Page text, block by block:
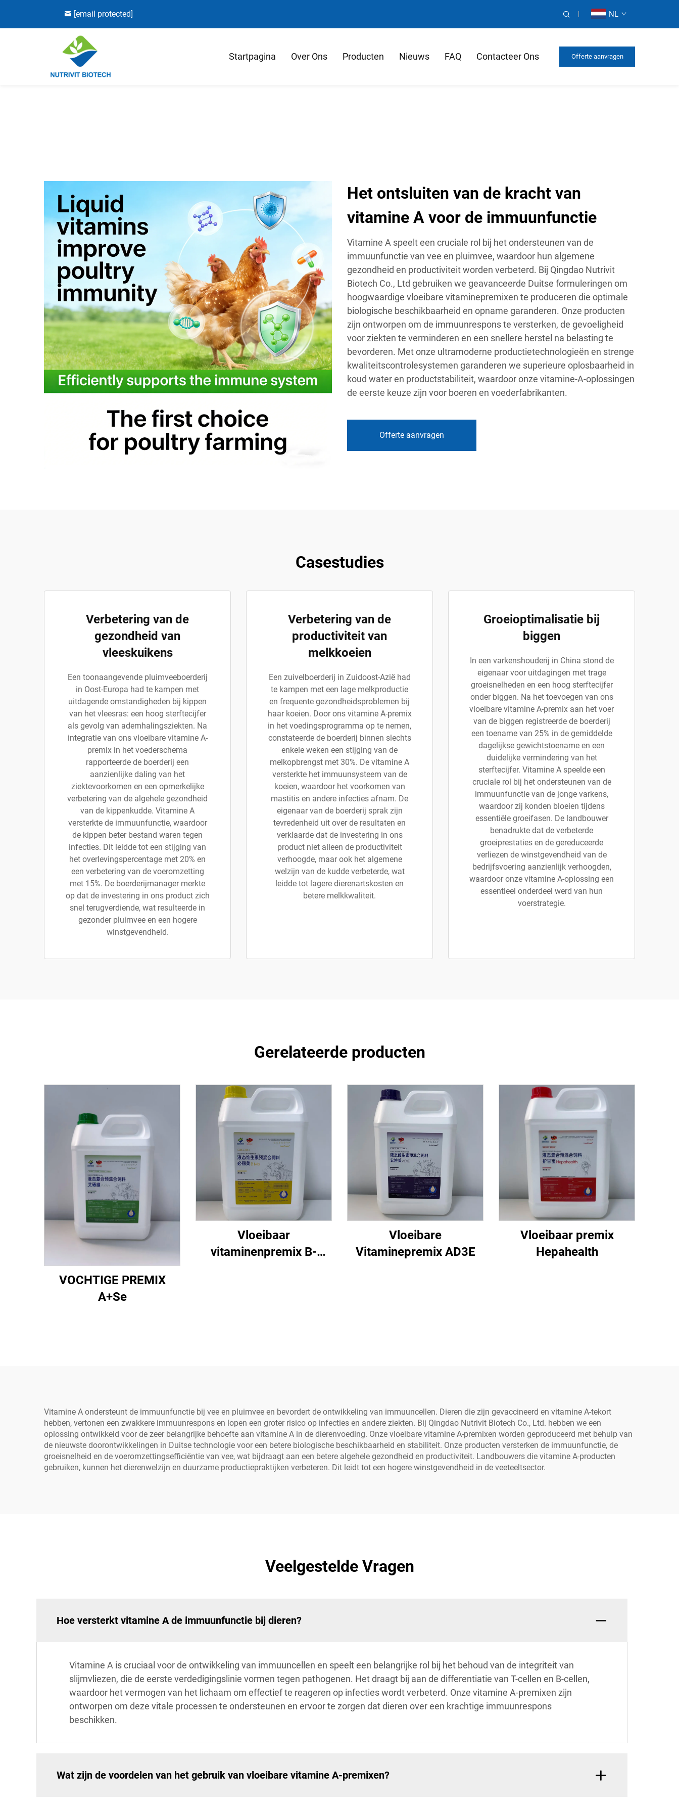
[email protected] NL
Startpagina Over Ons Producten Nieuws FAQ Contacteer Ons Offerte aanvragen
Het ontsluiten van de kracht van
vitamine A voor de immuunfunctie
Vitamine A speelt een cruciale rol bij het ondersteunen van de
immuunfunctie van vee en pluimvee, waardoor hun algemene
gezondheid en productiviteit worden verbeterd. Bij Qingdao Nutrivit
Biotech Co., Ltd gebruiken we geavanceerde Duitse formuleringen om
hoogwaardige vloeibare vitaminepremixen te produceren die optimale
biologische beschikbaarheid en opname garanderen. Onze producten
zijn ontworpen om de immuunrespons te versterken, de gevoeligheid
voor ziekten te verminderen en een snellere herstel na belasting te
bevorderen. Met onze ultramoderne productietechnologieën en strenge
kwaliteitscontrolesystemen garanderen we superieure oplosbaarheid in
koud water en productstabiliteit, waardoor onze vitamine-A-oplossingen
de eerste keuze zijn voor boeren en voederfabrikanten.
Offerte aanvragen
Casestudies
Verbetering van de
gezondheid van
vleeskuikens
Een toonaangevende pluimveeboerderij
in Oost-Europa had te kampen met
uitdagende omstandigheden bij kippen
van het vleesras: een hoog sterftecijfer
als gevolg van ademhalingsziekten. Na
integratie van ons vloeibare vitamine A-
premix in het voederschema
rapporteerde de boerderij een
aanzienlijke daling van het
ziektevoorkomen en een opmerkelijke
verbetering van de algehele gezondheid
van de kippenkudde. Vitamine A
versterkte de immuunfunctie, waardoor
de kippen beter bestand waren tegen
infecties. Dit leidde tot een stijging van
het overlevingspercentage met 20% en
een verbetering van de voeromzetting
met 15%. De boerderijmanager merkte
op dat de investering in ons product zich
snel terugverdiende, wat resulteerde in
gezonder pluimvee en een hogere
winstgevendheid.
Verbetering van de
productiviteit van
melkkoeien
Een zuivelboerderij in Zuidoost-Azië had
te kampen met een lage melkproductie
en frequente gezondheidsproblemen bij
haar koeien. Door ons vitamine A-premix
in het voedingsprogramma op te nemen,
constateerde de boerderij binnen slechts
enkele weken een stijging van de
melkopbrengst met 30%. De vitamine A
versterkte het immuunsysteem van de
koeien, waardoor het voorkomen van
mastitis en andere infecties afnam. De
eigenaar van de boerderij sprak zijn
tevredenheid uit over de resultaten en
verklaarde dat de investering in ons
product niet alleen de productiviteit
verhoogde, maar ook het algemene
welzijn van de kudde verbeterde, wat
leidde tot lagere dierenartskosten en
betere melkkwaliteit.
Groeioptimalisatie bij
biggen
In een varkenshouderij in China stond de
eigenaar voor uitdagingen met trage
groeisnelheden en een hoog sterftecijfer
onder biggen. Na het toevoegen van ons
vloeibare vitamine A-premix aan het voer
van de biggen registreerde de boerderij
een toename van 25% in de gemiddelde
dagelijkse gewichtstoename en een
duidelijke vermindering van het
sterftecijfer. Vitamine A speelde een
cruciale rol bij het ondersteunen van de
immuunfunctie van de jonge varkens,
waardoor zij konden bloeien tijdens
essentiële groeifasen. De landbouwer
benadrukte dat de verbeterde
groeiprestaties en de gereduceerde
verliezen de winstgevendheid van de
bedrijfsvoering aanzienlijk verhoogden,
waardoor onze vitamine A-oplossing een
essentieel onderdeel werd van hun
voerstrategie.
Gerelateerde producten
VOCHTIGE PREMIX
A+Se
Vloeibaar
vitaminenpremix B-
Vloeibare
Vitaminepremix AD3E
Vloeibaar premix
Hepahealth
Vitamine A ondersteunt de immuunfunctie bij vee en pluimvee en bevordert de ontwikkeling van immuuncellen. Dieren die zijn gevaccineerd en vitamine A-tekort
hebben, vertonen een zwakkere immuunrespons en lopen een groter risico op infecties en andere ziekten. Bij Qingdao Nutrivit Biotech Co., Ltd. hebben we een
oplossing ontwikkeld voor de zeer belangrijke behoefte aan vitamine A in de dierenvoeding. Onze vloeibare vitamine A-premixen worden geproduceerd met behulp van
de nieuwste doorontwikkelingen in Duitse technologie voor een betere biologische beschikbaarheid en stabiliteit. Onze producten versterken de immuunfunctie, de
groeisnelheid en de voeromzettingsefficiëntie van vee, wat bijdraagt aan een betere algehele gezondheid en productiviteit. Landbouwers die vitamine A-producten
gebruiken, kunnen het dierenwelzijn en duurzame productiepraktijken verbeteren. Dit leidt tot een hogere winstgevendheid in de veeteeltsector.
Veelgestelde Vragen
Hoe versterkt vitamine A de immuunfunctie bij dieren?
Vitamine A is cruciaal voor de ontwikkeling van immuuncellen en speelt een belangrijke rol bij het behoud van de integriteit van
slijmvliezen, die de eerste verdedigingslinie vormen tegen pathogenen. Het draagt bij aan de differentiatie van T-cellen en B-cellen,
waardoor het vermogen van het lichaam om effectief te reageren op infecties wordt verbeterd. Onze vitamine A-premixen zijn
ontworpen om deze vitale processen te ondersteunen en ervoor te zorgen dat dieren over een krachtige immuunrespons
beschikken.
Wat zijn de voordelen van het gebruik van vloeibare vitamine A-premixen?